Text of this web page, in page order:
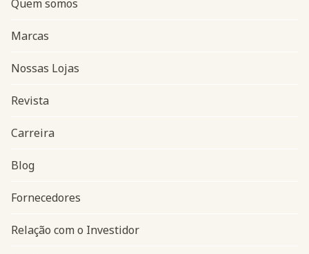
Navegação do rodapé
Quem somos
Marcas
Nossas Lojas
Revista
Carreira
Blog
Fornecedores
Relação com o Investidor